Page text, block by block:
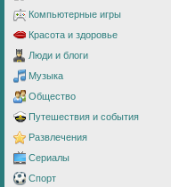
Компьютерные игры
Красота и здоровье
Люди и блоги
Музыка
Общество
Путешествия и события
Развлечения
Сериалы
Спорт